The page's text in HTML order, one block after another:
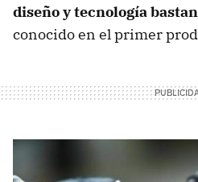
diseño y tecnología
conocido en el primer